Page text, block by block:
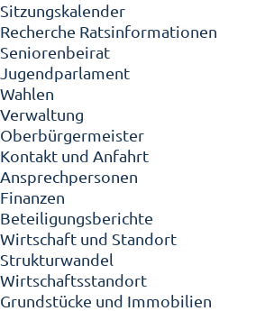
Sitzungskalender
Recherche Ratsinformationen
Seniorenbeirat
Jugendparlament
Wahlen
Verwaltung
Oberbürgermeister
Kontakt und Anfahrt
Ansprechpersonen
Finanzen
Beteiligungsberichte
Wirtschaft und Standort
Strukturwandel
Wirtschaftsstandort
Grundstücke und Immobilien